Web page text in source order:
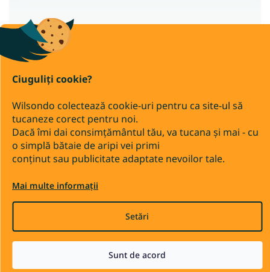
Ciuguliți cookie?
Wilsondo colectează cookie-uri pentru ca site-ul să
tucaneze corect pentru noi.
Dacă îmi dai consimțământul tău, va tucana și mai - cu
o simplă bătaie de aripi vei primi
conținut sau publicitate adaptate nevoilor tale.
Mai multe informații
Setări
Sunt de acord
Covoare 100x190
Transfer bancar Ramburs
Creat de Shoptet Premium
Drepturi de autor 2026
. Toate drepturile rezervate.
Editați setările cookie-urilor